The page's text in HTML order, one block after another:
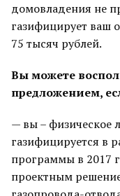
домовладения не
газифицирует ваш
75 тысяч рублей.
Вы можете
предложением,
— вы – физическое
газифицируется в
программы в 2017
проектным